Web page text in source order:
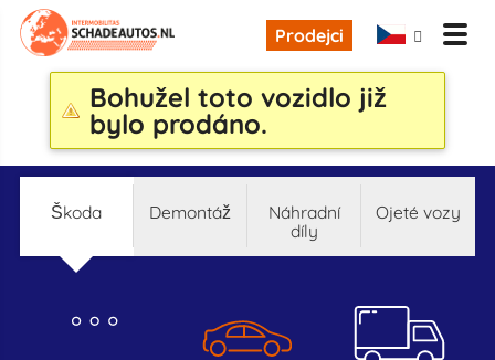
Prodejci
Bohužel toto vozidlo již
bylo prodáno.
škoda demontáž
náhradní
díly
ojeté vozy